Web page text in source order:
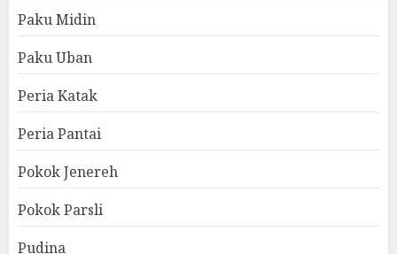
Paku Midin
Paku Uban
Peria Katak
Peria Pantai
Pokok Jenereh
Pokok Parsli
Pudina